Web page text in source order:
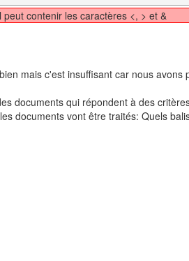
contenir les caractères <, > et &
mais c'est insuffisant car nous avons
documents qui répondent à des
documents vont être traités: Quels